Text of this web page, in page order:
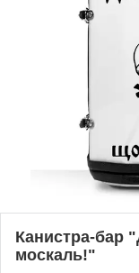
Канистра-бар
москаль!"